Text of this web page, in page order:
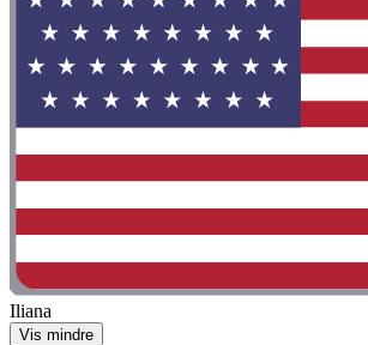
Iliana
Vis mindre